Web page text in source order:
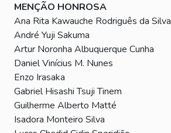
MENÇÃO HONROSA
Ana Rita Kawauche Rodriguês da Silva
André Yuji Sakuma
Artur Noronha Albuquerque Cunha
Daniel Vinícius M. Nunes
Enzo Irasaka
Gabriel Hisashi Tsuji Tinem
Guilherme Alberto Matté
Isadora Monteiro Silva